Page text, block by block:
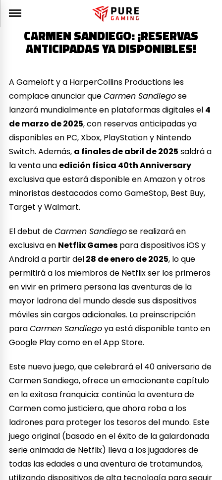
CARMEN SANDIEGO: ¡RESERVAS
ANTICIPADAS YA DISPONIBLES!
A Gameloft y a HarperCollins Productions les
complace anunciar queCarmen Sandiegose
lanzará mundialmente en plataformas digitales el 4
de marzo de 2025, con reservas anticipadas ya
disponibles en PC, Xbox, PlayStation y Nintendo
Switch. Además, a finales de abril de 2025 saldrá a
la venta una edición física 40th Anniversary
exclusiva que estará disponible en Amazon y otros
minoristas destacados como GameStop, Best Buy,
Target y Walmart.
El debut deCarmen Sandiegose realizará en
exclusiva en Netflix Games para dispositivos iOS y
Android a partir del28 de enero de 2025, lo que
permitirá a los miembros de Netflix ser los primeros
en vivir en primera persona las aventuras de la
mayor ladrona del mundo desde sus dispositivos
móviles sin cargos adicionales. La preinscripción
paraCarmen Sandiegoya está disponible tanto en
Google Play como en el App Store.
Este nuevo juego, que celebrará el 40 aniversario de
Carmen Sandiego, ofrece un emocionante capítulo
en la exitosa franquicia: continúa la aventura de
Carmen como justiciera, que ahora roba a los
ladrones para proteger los tesoros del mundo. Este
juego original (basado en el éxito de la galardonada
serie animada de Netflix) lleva a los jugadores de
todas las edades a una aventura de trotamundos,
utilizando dispositivos de alta tecnología para seguir